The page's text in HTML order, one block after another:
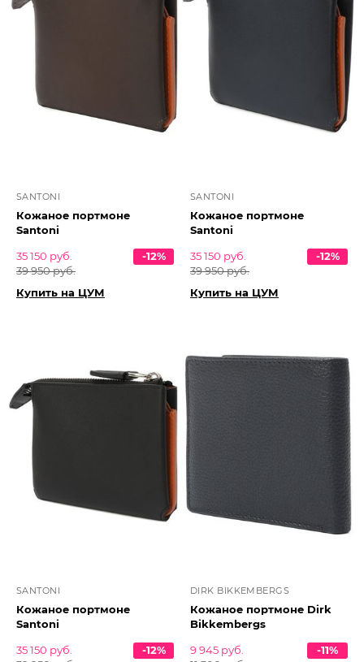
SANTONI
Кожаное портмоне
Santoni
35 150 руб.
39 950 руб.
-12%
Купить на ЦУМ
SANTONI
Кожаное портмоне
Santoni
35 150 руб.
39 950 руб.
-12%
Купить на ЦУМ
SANTONI
Кожаное портмоне
Santoni
35 150 руб.
-12%
DIRK BIKKEMBERGS
Кожаное портмоне Dirk
Bikkembergs
9 945 руб.
-11%